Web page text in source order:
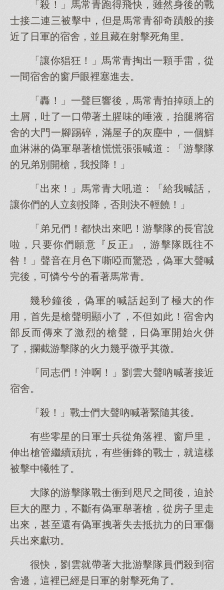
「殺！」馬常青跑得飛快，雖然身後的戰
士接二連三被擊中，但是馬常青卻奇蹟般的接
近了日軍的宿舍，並且藏在射擊死角里。
「讓你猖狂！」馬常青掏出一顆手雷，從
一間宿舍的窗戶眼裡塞進去。
「轟！」一聲巨響後，馬常青拍掉頭上的
土屑，吐了一口帶著土腥味的唾液，抬腿將宿
舍的大門一腳踢碎，滿屋子的灰塵中，一個鮮
血淋淋的偽軍舉著槍慌慌張張喊道：「游擊隊
的兄弟別開槍，我投降！」
「出來！」馬常青大吼道：「給我喊話，
讓你們的人立刻投降，否則決不輕饒！」
「弟兄們！都快出來吧！游擊隊的長官說
啦，只要你們願意『反正』，游擊隊既往不
咎！」聲音在月色下嘶啞而驚恐，偽軍大聲喊
完後，可憐兮兮的看著馬常青。
幾秒鐘後，偽軍的喊話起到了極大的作
用，首先是槍聲明顯小了，不但如此！宿舍內
部反而傳來了激烈的槍聲，日偽軍開始火併
了，攔截游擊隊的火力幾乎微乎其微。
「同志們！沖啊！」劉雲大聲吶喊著接近
宿舍。
「殺！」戰士們大聲吶喊著緊隨其後。
有些零星的日軍士兵從角落裡、窗戶里，
伸出槍管繼續頑抗，有些衝鋒的戰士，就這樣
被擊中犧牲了。
大隊的游擊隊戰士衝到咫尺之間後，迫於
巨大的壓力，不斷有偽軍舉著槍，從房子里走
出來，甚至還有偽軍拽著失去抵抗力的日軍傷
兵出來獻功。
很快，劉雲就帶著大批游擊隊員們殺到宿
舍邊，這裡已經是日軍的射擊死角了。